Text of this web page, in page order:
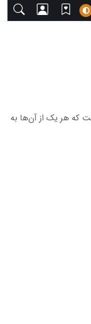
را به تصویر می‌کشد است که هر یک از آن‌ها به